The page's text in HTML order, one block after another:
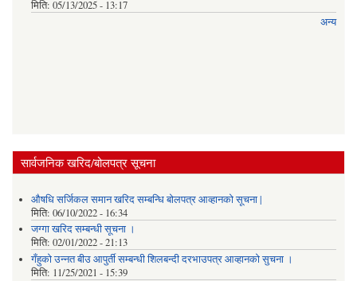
मिति: 05/13/2025 - 13:17
अन्य
सार्वजनिक खरिद/बोलपत्र सूचना
औषधि सर्जिकल समान खरिद सम्बन्धि बोलपत्र आव्हानको सूचना |
मिति: 06/10/2022 - 16:34
जग्गा खरिद सम्बन्धी सूचना ।
मिति: 02/01/2022 - 21:13
गँहुकाे उन्नत बीउ आपुर्ती सम्बन्धी शिलबन्दी दरभाउपत्र आव्हानकाे सुचना ।
मिति: 11/25/2021 - 15:39